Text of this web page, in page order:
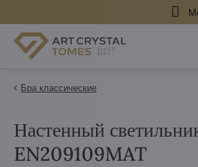
Бра классические
Настенный
EN209109MAT